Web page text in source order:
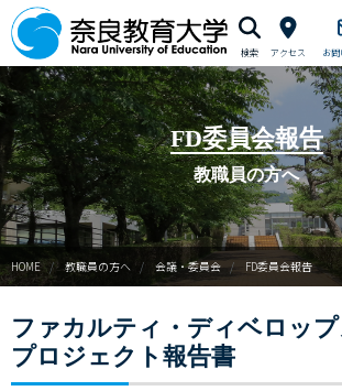
検索 アクセス お
本学で学びたい方へ
在学生の方へ
卒業生・修了生の方、現職教員
自治体・企業の方へ
一般・地域の方へ
教職員の方へ
FD委員会報告
教職員の方へ
HOME 教職員の方へ 会議・委員会 FD委員会報告
ファカルティ・ディベロッ
プロジェクト報告書